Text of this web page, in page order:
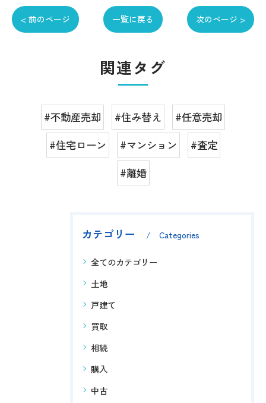
< 前のページ 一覧に戻る 次のページ >
関連タグ
#不動産売却 #住み替え
#任意売却
#住宅ローン
#マンション
#査定
#離婚
カテゴリー Categories
全てのカテゴリー
土地
戸建て
買取
相続
購入
中古